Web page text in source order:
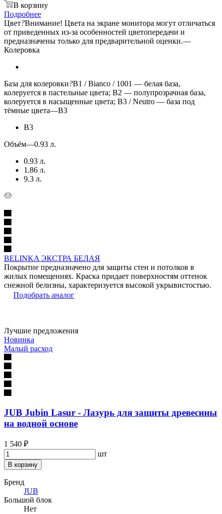
В корзину
Подробнее
Цвет?Внимание! Цвета на экране монитора могут отличаться
от приведенных из-за особенностей цветопередачи и
предназначены только для предварительной оценки.—
Колеровка
База для колеровки?B1 / Bianco / 1001 — белая база,
колеруется в пастельные цвета; B2 — полупрозрачная база,
колеруется в насыщенные цвета; B3 / Neutro — база под
тёмные цвета—B3
B3
Объём—0.93 л.
0.93 л.
1.86 л.
9.3 л.
BELINKA ЭКСТРА БЕЛАЯ
Покрытие предназначено для защиты стен и потолков в
жилых помещениях. Краска придает поверхностям оттенок
снежной белизны, характеризуется высокой укрывистостью.
Подобрать аналог
Лучшие предложения
Новинка
Малый расход
JUB Jubin Lasur - Лазурь для защиты древесины
на водной основе
1 540 ₽
шт
В корзину
Бренд
JUB
Большой блок
Нет